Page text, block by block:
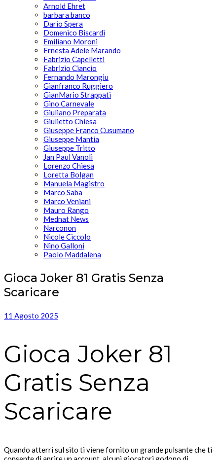
Arnold Ehret
barbara banco
Dario Spera
Domenico Biscardi
Emiliano Moroni
Ernesta Adele Marando
Fabrizio Capelletti
Fabrizio Ciancio
Fernando Marongiu
Gianfranco Ruggiero
GianMario Strappati
Gino Carnevale
Giuliano Preparata
Giulietto Chiesa
Giuseppe Franco Cusumano
Giuseppe Mantia
Giuseppe Tritto
Jan Paul Vanoli
Lorenzo Chiesa
Loretta Bolgan
Manuela Magistro
Marco Saba
Marco Veniani
Mauro Rango
Mednat News
Narconon
Nicole Ciccolo
Nino Galloni
Paolo Maddalena
Gioca Joker 81 Gratis Senza
Scaricare
11 Agosto 2025
Gioca Joker 81
Gratis Senza
Scaricare
Quando atterri sul sito ti viene fornito un grande pulsante che ti